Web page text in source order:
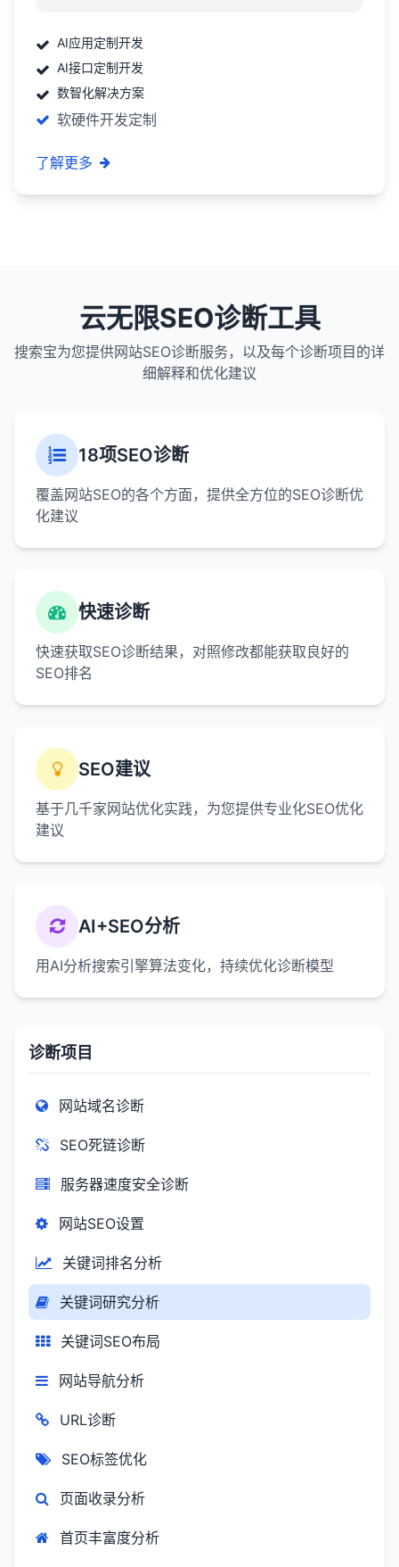
AI应用定制开发
AI接口定制开发
数智化解决方案
软硬件开发定制
了解更多
云无限SEO诊断工具
搜索宝为您提供网站SEO诊断服务，以及每个诊断项目的详
细解释和优化建议
18项SEO诊断
覆盖网站SEO的各个方面，提供全方位的SEO诊断优
化建议
快速诊断
快速获取SEO诊断结果，对照修改都能获取良好的
SEO排名
SEO建议
基于几千家网站优化实践，为您提供专业化SEO优化
建议
AI+SEO分析
用AI分析搜索引擎算法变化，持续优化诊断模型
诊断项目
网站域名诊断
SEO死链诊断
服务器速度安全诊断
网站SEO设置
关键词排名分析
关键词研究分析
关键词SEO布局
网站导航分析
URL诊断
SEO标签优化
页面收录分析
首页丰富度分析